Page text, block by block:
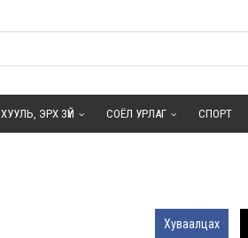
ХУУЛЬ, ЭРХ ЗҮЙ СОЁЛ УРЛАГ СПОРТ
Хуваалцах